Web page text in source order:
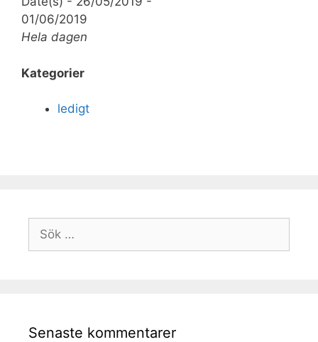
01/06/2019
Hela dagen
Kategorier
ledigt
Senaste kommentarer